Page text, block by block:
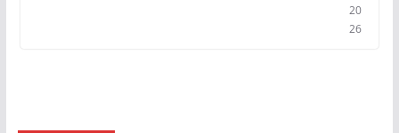
20
26